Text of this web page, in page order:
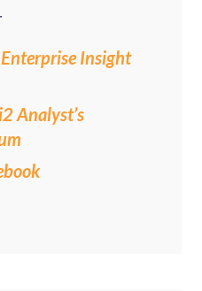
Insight
Analyst’s